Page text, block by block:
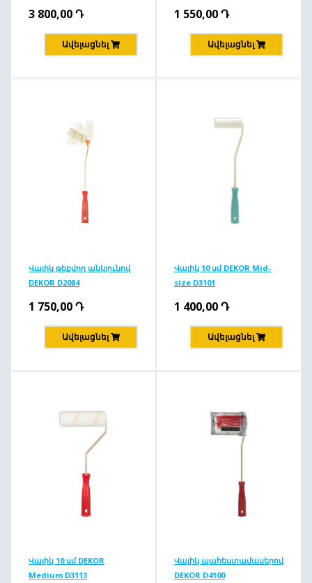
3 800,00Դ
Ավելացնել
1 550,00Դ
Ավելացնել
Վալիկ թեքվող անկյունով
DEKOR D2084
1 750,00Դ
Ավելացնել
Վալիկ 10 սմ DEKOR Mid-
size D3101
1 400,00Դ
Ավելացնել
Վալիկ 10 սմ DEKOR
Medium D3113
Վալիկ պահեստամասերով
DEKOR D4100